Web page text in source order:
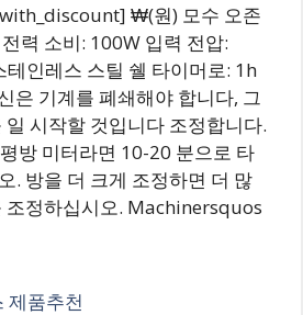
₩(원) 모수 오존
력 소비: 100W 입력 전압:
인레스 스틸 쉘 타이머로: 1h
은 기계를 폐쇄해야 합니다, 그
시작할 것입니다 조정합니다.
방 미터라면 10-20 분으로 타
. 방을 더 크게 조정하면 더 많
조정하십시오. Machinersquos
제품추천